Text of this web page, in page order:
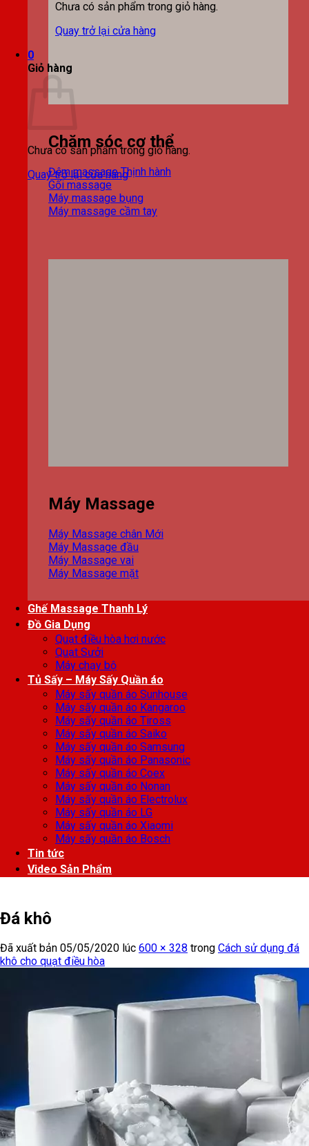
Chưa có sản phẩm trong giỏ hàng.
Quay trở lại cửa hàng
0
Giỏ hàng
Chưa có sản phẩm trong giỏ hàng.
Quay trở lại cửa hàng
Chăm sóc cơ thể
Đệm massage
Gối massage
Máy massage bụng
Máy massage cầm tay
Máy Massage
Máy Massage chân
Máy Massage đầu
Máy Massage vai
Máy Massage mặt
Ghế Massage Thanh Lý
Đồ Gia Dụng
Quạt điều hòa hơi nước
Quạt Sưởi
Máy chạy bộ
Tủ Sấy – Máy Sấy Quần áo
Máy sấy quần áo Sunhouse
Máy sấy quần áo Kangaroo
Máy sấy quần áo Tiross
Máy sấy quần áo Saiko
Máy sấy quần áo Samsung
Máy sấy quần áo Panasonic
Máy sấy quần áo Coex
Máy sấy quần áo Nonan
Máy sấy quần áo Electrolux
Máy sấy quần áo LG
Máy sấy quần áo Xiaomi
Máy sấy quần áo Bosch
Tin tức
Video Sản Phẩm
Đá khô
Đã xuất bản 05/05/2020 lúc 600 × 328 trong Cách sử dụng đá
khô cho quạt điều hòa